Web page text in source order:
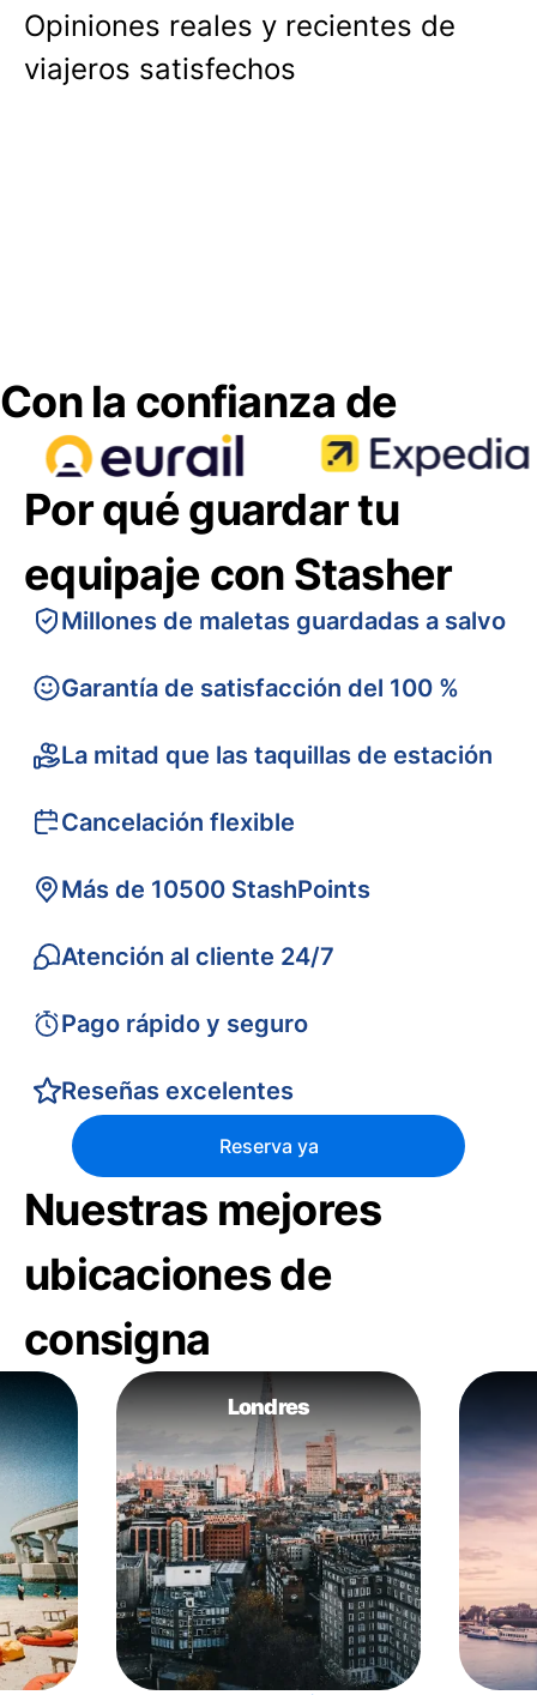
Opiniones reales y recientes de
viajeros satisfechos
Con la confianza de
Por qué guardar tu
equipaje con Stasher
Millones de maletas guardadas a salvo
Garantía de satisfacción del 100 %
La mitad que las taquillas de estación
Cancelación flexible
Más de 10500 StashPoints
Atención al cliente 24/7
Pago rápido y seguro
Reseñas excelentes
Reserva ya
Nuestras mejores
ubicaciones de
consigna
Londres